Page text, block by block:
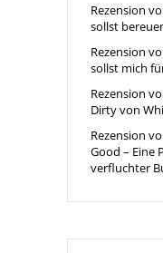
Rezension
sollst
Rezension
sollst mich
Rezension
Dirty von
Rezension
Good – Eine
verfluchter